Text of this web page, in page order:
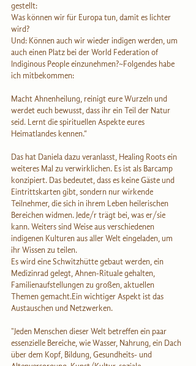
gestellt:
Was können wir für Europa tun, damit es lichter
wird?
Und: Können auch wir wieder indigen werden, um
auch einen Platz bei der World Federation of
Indiginous People einzunehmen?~Folgendes habe
ich mitbekommen:
Macht Ahnenheilung, reinigt eure Wurzeln und
werdet euch bewusst, dass ihr ein Teil der Natur
seid. Lernt die spirituellen Aspekte eures
Heimatlandes kennen.“
Das hat Daniela dazu veranlasst, Healing Roots ein
weiteres Mal zu verwirklichen. Es ist als Barcamp
konzipiert. Das bedeutet, dass es keine Gäste und
Eintrittskarten gibt, sondern nur wirkende
Teilnehmer, die sich in ihrem Leben heilerischen
Bereichen widmen. Jede/r trägt bei, was er/sie
kann. Weiters sind Weise aus verschiedenen
indigenen Kulturen aus aller Welt eingeladen, um
ihr Wissen zu teilen.
Es wird eine Schwitzhütte gebaut werden, ein
Medizinrad gelegt, Ahnen-Rituale gehalten,
Familienaufstellungen zu großen, aktuellen
Themen gemacht.Ein wichtiger Aspekt ist das
Austauschen und Netzwerken.
"Jeden Menschen dieser Welt betreffen ein paar
essenzielle Bereiche, wie Wasser, Nahrung, ein Dach
über dem Kopf, Bildung, Gesundheits- und